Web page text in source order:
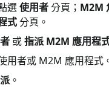
選使用者分頁； M2M
式分頁。
或指派 M2M 應用程
用者或 M2M 應用程式
。